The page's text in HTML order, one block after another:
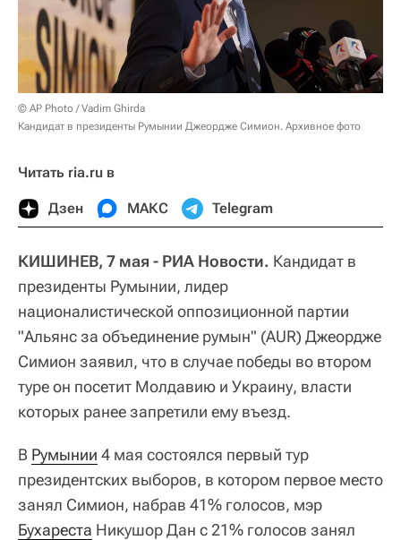
© AP Photo / Vadim Ghirda
Кандидат в президенты Румынии Джеордже Симион. Архивное фото
Читать ria.ru в
Дзен МАКС Telegram
КИШИНЕВ, 7 мая - РИА Новости. Кандидат в
президенты Румынии, лидер
националистической оппозиционной партии
"Альянс за объединение румын" (AUR) Джеордже
Симион заявил, что в случае победы во втором
туре он посетит Молдавию и Украину, власти
которых ранее запретили ему въезд.
В Румынии 4 мая состоялся первый тур
президентских выборов, в котором первое место
занял Симион, набрав 41% голосов, мэр
Бухареста Никушор Дан с 21% голосов занял